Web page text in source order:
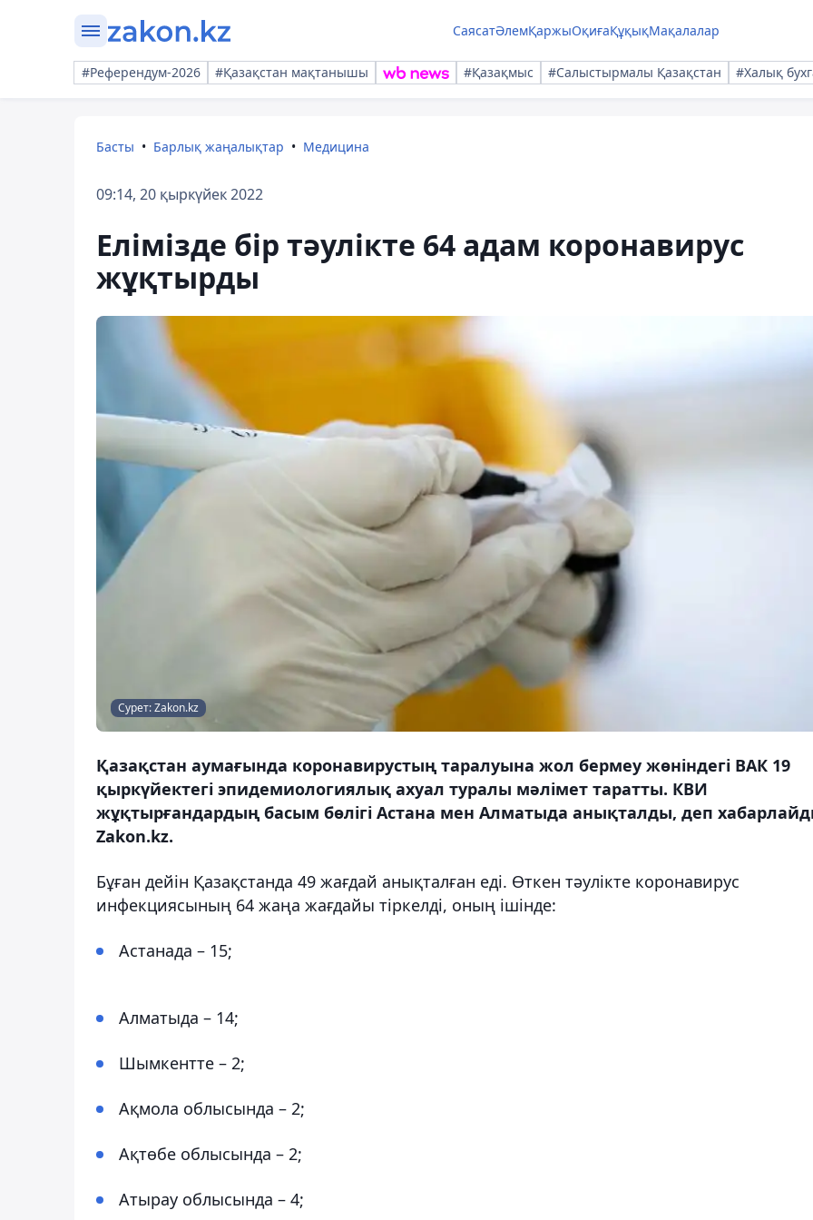
СаясатӘлемҚаржыОқиғаҚұқықМақалалар
#Референдум-2026 #Қазақстан мақтанышы #Қазақмыс #Салыстырмалы Қазақстан #Халық
Басты Барлық жаңалықтар Медицина
09:14, 20 қыркүйек 2022
Елімізде бір тәулікте 64 адам коронавирус
жұқтырды
Сурет: Zakon.kz
Қазақстан аумағында коронавирустың таралуына жол бермеу жөніндегі ВАК 19
қыркүйектегі эпидемиологиялық ахуал туралы мәлімет таратты. КВИ
жұқтырғандардың басым бөлігі Астана мен Алматыда анықталды, деп
Zakon.kz.
Бұған дейін Қазақстанда 49 жағдай анықталған еді. Өткен тәулікте коронавирус
инфекциясының 64 жаңа жағдайы тіркелді, оның ішінде:
Астанада – 15;
Алматыда – 14;
Шымкентте – 2;
Ақмола облысында – 2;
Ақтөбе облысында – 2;
Атырау облысында – 4;